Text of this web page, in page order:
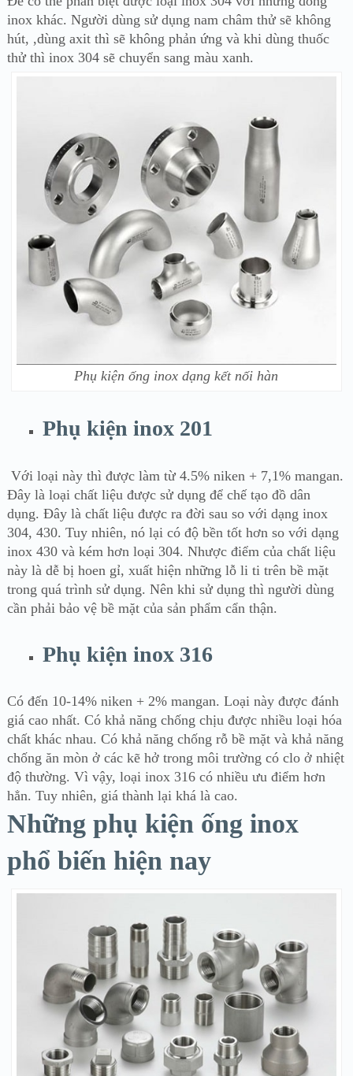
inox khác. Người dùng sử dụng nam châm thử sẽ không
hút, ,dùng axit thì sẽ không phản ứng và khi dùng thuốc
thử thì inox 304 sẽ chuyển sang màu xanh.
Phụ kiện ống inox dạng kết nối hàn
Phụ kiện inox 201
Với loại này thì được làm từ 4.5% niken + 7,1% mangan.
Đây là loại chất liệu được sử dụng để chế tạo đồ dân
dụng. Đây là chất liệu được ra đời sau so với dạng inox
304, 430. Tuy nhiên, nó lại có độ bền tốt hơn so với dạng
inox 430 và kém hơn loại 304. Nhược điểm của chất liệu
này là dễ bị hoen gỉ, xuất hiện những lỗ li ti trên bề mặt
trong quá trình sử dụng. Nên khi sử dụng thì người dùng
cần phải bảo vệ bề mặt của sản phẩm cẩn thận.
Phụ kiện inox 316
Có đến 10-14% niken + 2% mangan. Loại này được đánh
giá cao nhất. Có khả năng chống chịu được nhiều loại hóa
chất khác nhau. Có khả năng chống rỗ bề mặt và khả năng
chống ăn mòn ở các kẽ hở trong môi trường có clo ở nhiệt
độ thường. Vì vậy, loại inox 316 có nhiều ưu điểm hơn
hẳn. Tuy nhiên, giá thành lại khá là cao.
Những phụ kiện ống inox
phổ biến hiện nay